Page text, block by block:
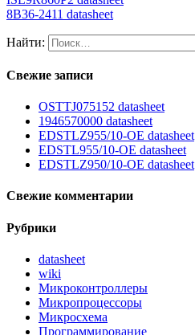
8B36-2411 datasheet
Найти:
Свежие записи
OSTTJ075152 datasheet
1946570000 datasheet
EDSTLZ955/10-OE datasheet
EDSTL955/10-OE datasheet
EDSTLZ950/10-OE datasheet
Свежие комментарии
Рубрики
datasheet
wiki
Микроконтроллеры
Микропроцессоры
Микросхема
Программирование